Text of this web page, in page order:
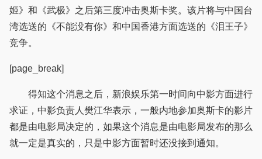
姬》和《武极》之后第三度冲击奥斯卡奖。该片将与中国台
湾选送的《不能没有你》和中国香港方面选送的《泪王子》
竞争。
[page_break]
得知这个消息之后，新浪娱乐第一时间向中影方面进行
求证，中影负责人樊江华表示，一般内地参加奥斯卡的影片
都是由电影局决定的，如果这个消息是由电影局发布的那么
就一定是真实的，只是中影方面暂时还没接到通知。